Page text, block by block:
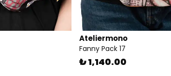
Ateliermono
Fanny Pack 17
₺ 1,140.00